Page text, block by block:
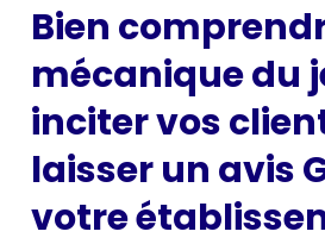
Bien
mécanique du
inciter vos
laisser un avis
votre